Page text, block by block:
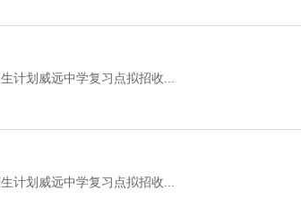
计划威远中学复习点拟招收...
计划威远中学复习点拟招收...